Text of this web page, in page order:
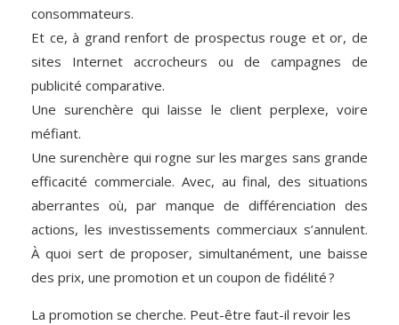
consommateurs.
Et ce, à grand renfort de prospectus rouge et or, de
sites Internet accrocheurs ou de campagnes de
publicité comparative.
Une surenchère qui laisse le client perplexe, voire
méfiant.
Une surenchère qui rogne sur les marges sans grande
efficacité commerciale. Avec, au final, des situations
aberrantes où, par manque de différenciation des
actions, les investissements commerciaux s’annulent.
À quoi sert de proposer, simultanément, une baisse
des prix, une promotion et un coupon de fidélité ?
La promotion se cherche. Peut-être faut-il revoir les